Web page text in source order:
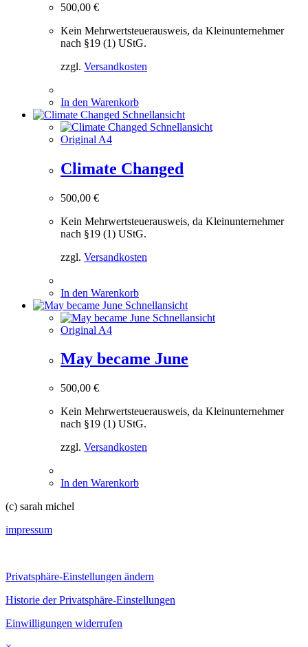
500,00 €
Kein Mehrwertsteuerausweis, da Kleinunternehmer
nach §19 (1) UStG.
zzgl. Versandkosten
In den Warenkorb
Schnellansicht
Schnellansicht
Original A4
Climate Changed
500,00 €
Kein Mehrwertsteuerausweis, da Kleinunternehmer
nach §19 (1) UStG.
zzgl. Versandkosten
In den Warenkorb
Schnellansicht
Schnellansicht
Original A4
May became June
500,00 €
Kein Mehrwertsteuerausweis, da Kleinunternehmer
nach §19 (1) UStG.
zzgl. Versandkosten
In den Warenkorb
(c) sarah michel
impressum
Privatsphäre-Einstellungen ändern
Historie der Privatsphäre-Einstellungen
Einwilligungen widerrufen